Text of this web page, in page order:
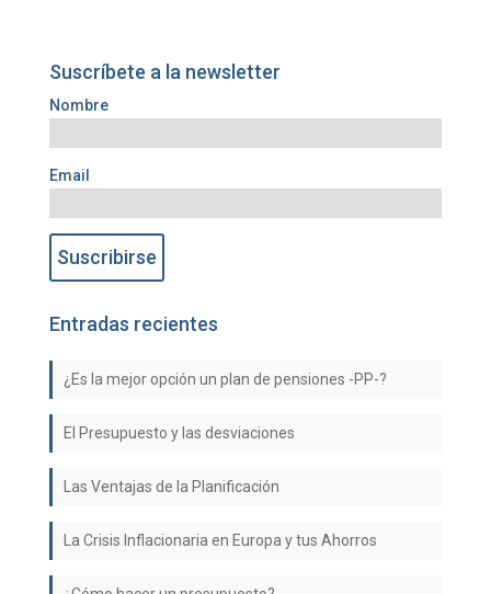
Suscríbete a la newsletter
Nombre
Email
Entradas recientes
¿Es la mejor opción un plan de pensiones -PP-?
El Presupuesto y las desviaciones
Las Ventajas de la Planificación
La Crisis Inflacionaria en Europa y tus Ahorros